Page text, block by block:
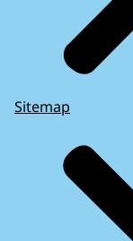
Sitemap